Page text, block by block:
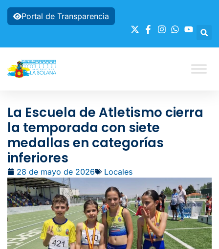
Portal de Transparencia
La Escuela de Atletismo cierra
la temporada con siete
medallas en categorías
inferiores
28 de mayo de 2026 Locales